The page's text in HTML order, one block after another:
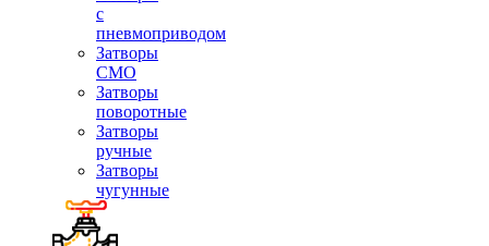
с
пневмоприводом
Затворы
СМО
Затворы
поворотные
Затворы
ручные
Затворы
чугунные